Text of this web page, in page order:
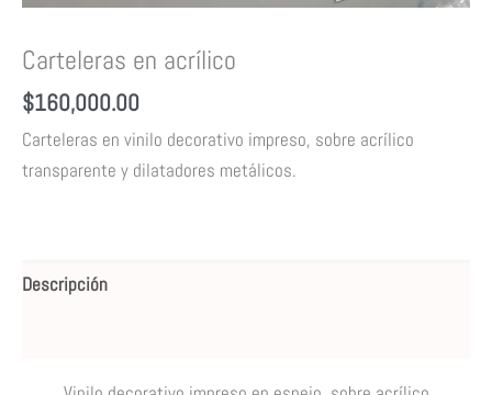
Carteleras en acrílico
$160,000.00
Carteleras en vinilo decorativo impreso, sobre acrílico
transparente y dilatadores metálicos.
Descripción